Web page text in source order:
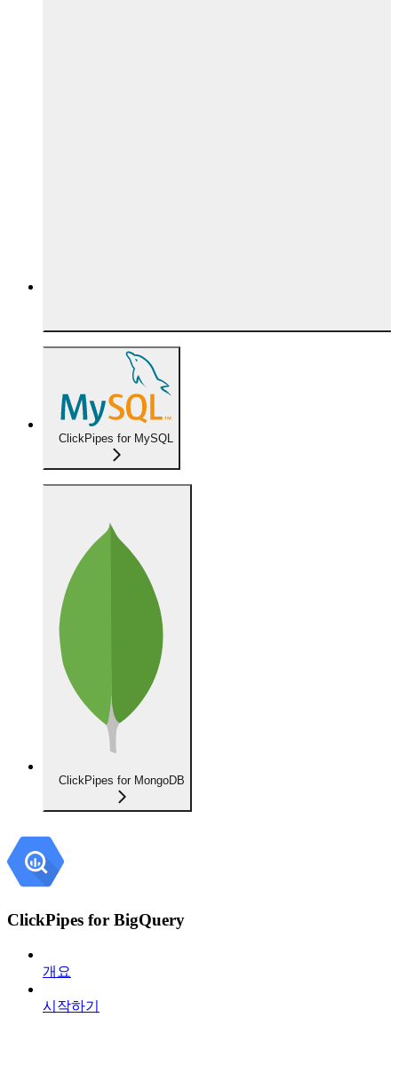
ClickPipes for MySQL
ClickPipes for MongoDB
ClickPipes for BigQuery
개요
시작하기